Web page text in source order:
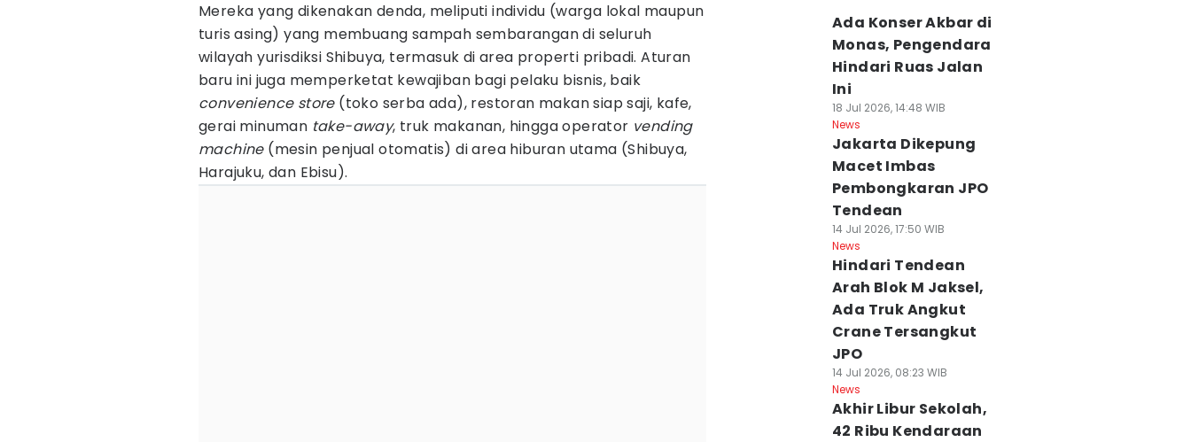
Mereka yang dikenakan denda, meliputi individu (warga lokal maupun
turis asing) yang membuang sampah sembarangan di seluruh
wilayah yurisdiksi Shibuya, termasuk di area properti pribadi. Aturan
baru ini juga memperketat kewajiban bagi pelaku bisnis, baik
convenience store (toko serba ada), restoran makan siap saji, kafe,
gerai minuman take-away, truk makanan, hingga operator vending
machine(mesin penjual otomatis) di area hiburan utama (Shibuya,
Harajuku, dan Ebisu).
Ada Konser Akbar di
Monas, Pengendara
Hindari Ruas Jalan
Ini
18 Jul 2026, 14:48 WIB
News
Jakarta Dikepung
Macet Imbas
Pembongkaran JPO
Tendean
14 Jul 2026, 17:50 WIB
News
Hindari Tendean
Arah Blok M Jaksel,
Ada Truk Angkut
Crane Tersangkut
JPO
14 Jul 2026, 08:23 WIB
News
Akhir Libur Sekolah,
42 Ribu Kendaraan